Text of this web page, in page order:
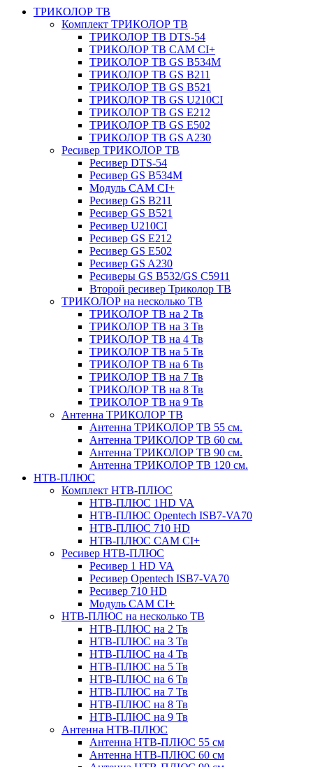
ТРИКОЛОР ТВ
Комплект ТРИКОЛОР ТВ
ТРИКОЛОР ТВ DTS-54
ТРИКОЛОР ТВ CAM CI+
ТРИКОЛОР ТВ GS B534M
ТРИКОЛОР ТВ GS B211
ТРИКОЛОР ТВ GS B521
ТРИКОЛОР ТВ GS U210CI
ТРИКОЛОР ТВ GS E212
ТРИКОЛОР ТВ GS E502
ТРИКОЛОР ТВ GS A230
Ресивер ТРИКОЛОР ТВ
Ресивер DTS-54
Ресивер GS B534M
Модуль CAM CI+
Ресивер GS B211
Ресивер GS B521
Ресивер U210CI
Ресивер GS E212
Ресивер GS E502
Ресивер GS A230
Ресиверы GS B532/GS C5911
Второй ресивер Триколор ТВ
ТРИКОЛОР на несколько ТВ
ТРИКОЛОР ТВ на 2 Тв
ТРИКОЛОР ТВ на 3 Тв
ТРИКОЛОР ТВ на 4 Тв
ТРИКОЛОР ТВ на 5 Тв
ТРИКОЛОР ТВ на 6 Тв
ТРИКОЛОР ТВ на 7 Тв
ТРИКОЛОР ТВ на 8 Тв
ТРИКОЛОР ТВ на 9 Тв
Антенна ТРИКОЛОР ТВ
Антенна ТРИКОЛОР ТВ 55 см.
Антенна ТРИКОЛОР ТВ 60 см.
Антенна ТРИКОЛОР ТВ 90 см.
Антенна ТРИКОЛОР ТВ 120 см.
НТВ-ПЛЮС
Комплект НТВ-ПЛЮС
НТВ-ПЛЮС 1HD VA
НТВ-ПЛЮС Opentech ISB7-VA70
НТВ-ПЛЮС 710 HD
НТВ-ПЛЮС CAM CI+
Ресивер НТВ-ПЛЮС
Ресивер 1 HD VA
Ресивер Opentech ISB7-VA70
Ресивер 710 HD
Модуль CAM CI+
НТВ-ПЛЮС на несколько ТВ
НТВ-ПЛЮС на 2 Тв
НТВ-ПЛЮС на 3 Тв
НТВ-ПЛЮС на 4 Тв
НТВ-ПЛЮС на 5 Тв
НТВ-ПЛЮС на 6 Тв
НТВ-ПЛЮС на 7 Тв
НТВ-ПЛЮС на 8 Тв
НТВ-ПЛЮС на 9 Тв
Антенна НТВ-ПЛЮС
Антенна НТВ-ПЛЮС 55 см
Антенна НТВ-ПЛЮС 60 см